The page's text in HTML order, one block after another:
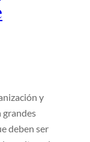
y
grandes
deben ser